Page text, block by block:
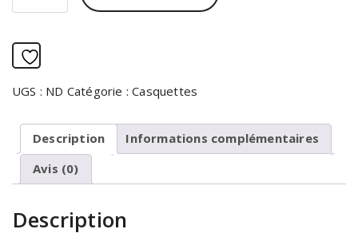
Casquette
UGS : ND Catégorie :Casquettes
Description
Informations complémentaires
Avis (0)
Description